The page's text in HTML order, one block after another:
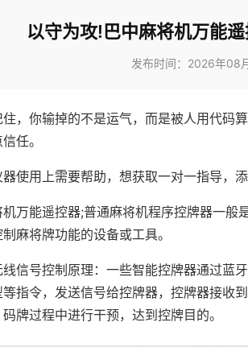
以守为攻!巴中麻将机万能
发布时间：2026年08
，你输掉的不是运气，而是被人用代码
任。
使用上需要帮助，想获取一对一指导，
机万能遥控器;普通麻将机程序控牌器一般
麻将牌功能的设备或工具。
线信号控制原理：一些智能控牌器通过蓝
指令，发送信号给控牌器，控牌器接收
牌过程中进行干预，达到控牌目的。